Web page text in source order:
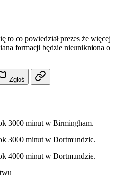
to co powiedział prezes że więcej
formacji będzie nieunikniona o
Zgłoś
3000 minut w Birmingham.
3000 minut w Dortmundzie.
4000 minut w Dortmundzie.